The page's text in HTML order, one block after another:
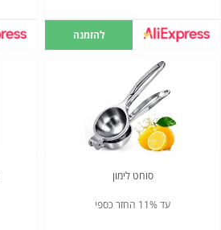
להזמנה
סוחט לימון
עד 11% החזר כספי